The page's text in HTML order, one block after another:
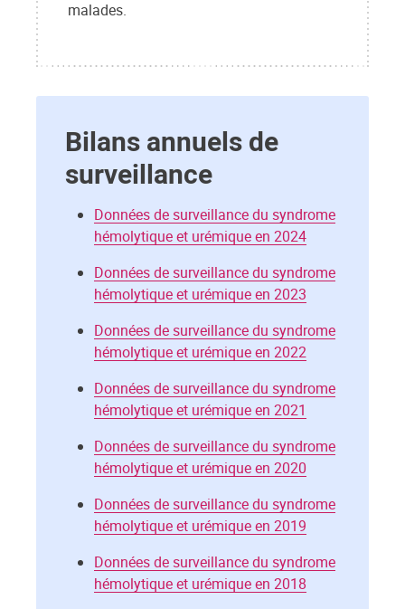
malades.
Bilans annuels de
surveillance
Données de surveillance du syndrome
hémolytique et urémique en 2024
Données de surveillance du syndrome
hémolytique et urémique en 2023
Données de surveillance du syndrome
hémolytique et urémique en 2022
Données de surveillance du syndrome
hémolytique et urémique en 2021
Données de surveillance du syndrome
hémolytique et urémique en 2020
Données de surveillance du syndrome
hémolytique et urémique en 2019
Données de surveillance du syndrome
hémolytique et urémique en 2018